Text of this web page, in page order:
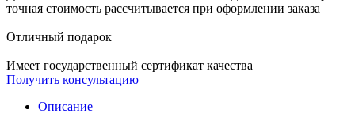
точная стоимость рассчитывается при оформлении заказа
Отличный подарок
Имеет государственный сертификат качества
Получить консультацию
Описание